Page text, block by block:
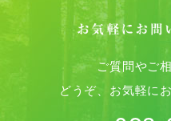
ご質問やご
どうぞ、お気軽に